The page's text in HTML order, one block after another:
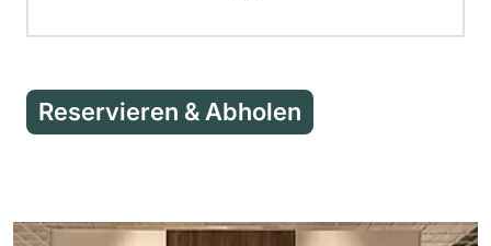
Reservieren & Abholen